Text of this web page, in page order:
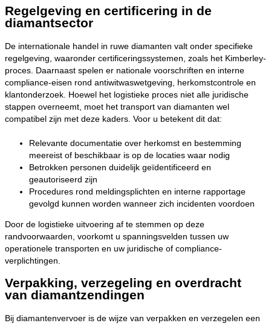
Regelgeving en certificering in de
diamantsector
De internationale handel in ruwe diamanten valt onder specifieke
regelgeving, waaronder certificeringssystemen, zoals het Kimberley-
proces. Daarnaast spelen er nationale voorschriften en interne
compliance-eisen rond antiwitwaswetgeving, herkomstcontrole en
klantonderzoek. Hoewel het logistieke proces niet alle juridische
stappen overneemt, moet het transport van diamanten wel
compatibel zijn met deze kaders. Voor u betekent dit dat:
Relevante documentatie over herkomst en bestemming
meereist of beschikbaar is op de locaties waar nodig
Betrokken personen duidelijk geïdentificeerd en
geautoriseerd zijn
Procedures rond meldingsplichten en interne rapportage
gevolgd kunnen worden wanneer zich incidenten voordoen
Door de logistieke uitvoering af te stemmen op deze
randvoorwaarden, voorkomt u spanningsvelden tussen uw
operationele transporten en uw juridische of compliance-
verplichtingen.
Verpakking, verzegeling en overdracht
van diamantzendingen
Bij diamantenvervoer is de wijze van verpakken en verzegelen een